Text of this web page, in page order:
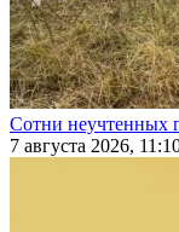
Сотни неучтенных
7 августа 2026,